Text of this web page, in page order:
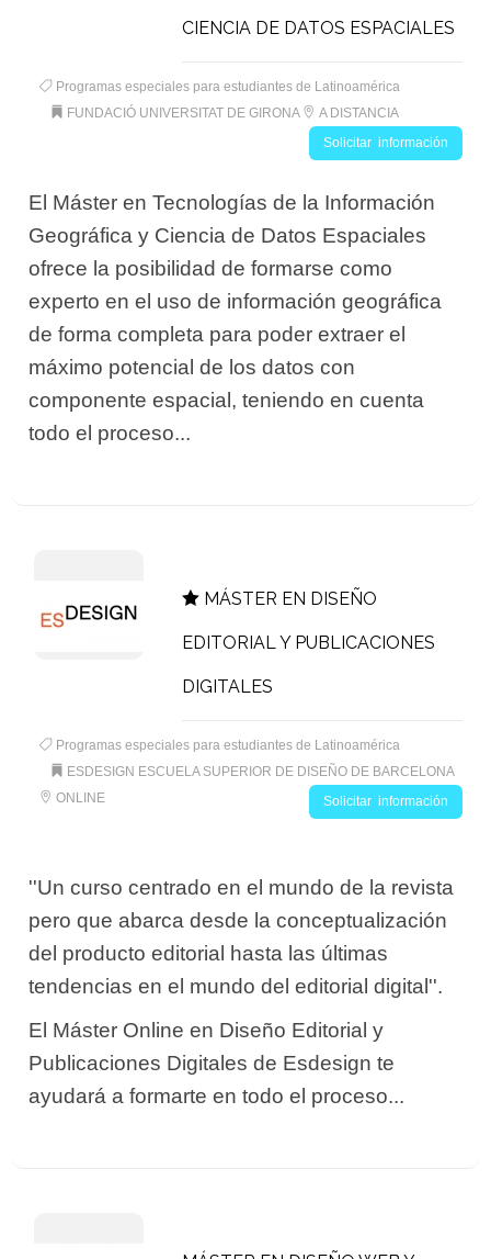
CIENCIA DE DATOS ESPACIALES
Programas especiales para estudiantes de Latinoamérica
FUNDACIÓ UNIVERSITAT DE GIRONA
A DISTANCIA
Solicitar información
El Máster en Tecnologías de la Información
Geográfica y Ciencia de Datos Espaciales
ofrece la posibilidad de formarse como
experto en el uso de información geográfica
de forma completa para poder extraer el
máximo potencial de los datos con
componente espacial, teniendo en cuenta
todo el proceso...
MÁSTER EN DISEÑO
EDITORIAL Y PUBLICACIONES
DIGITALES
Programas especiales para estudiantes de Latinoamérica
ESDESIGN ESCUELA SUPERIOR DE DISEÑO DE BARCELONA
ONLINE
Solicitar información
''Un curso centrado en el mundo de la revista
pero que abarca desde la conceptualización
del producto editorial hasta las últimas
tendencias en el mundo del editorial digital''.
El Máster Online en Diseño Editorial y
Publicaciones Digitales de Esdesign te
ayudará a formarte en todo el proceso...